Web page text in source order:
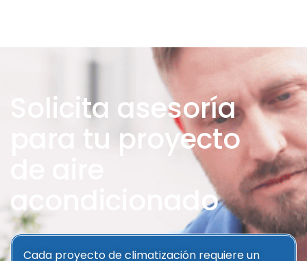
Solicita asesoría
para tu proyecto
acondicionado
Cada proyecto de climatización requiere un